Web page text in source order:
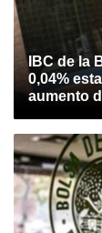
IBC de la
0,04%
aumento